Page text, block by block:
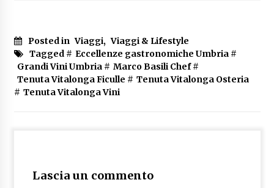
Posted in Viaggi, Viaggi & Lifestyle
Tagged # Eccellenze gastronomiche Umbria#
Grandi Vini Umbria# Marco Basili Chef#
Tenuta Vitalonga Ficulle # Tenuta Vitalonga Osteria
# Tenuta Vitalonga Vini
Lascia un commento